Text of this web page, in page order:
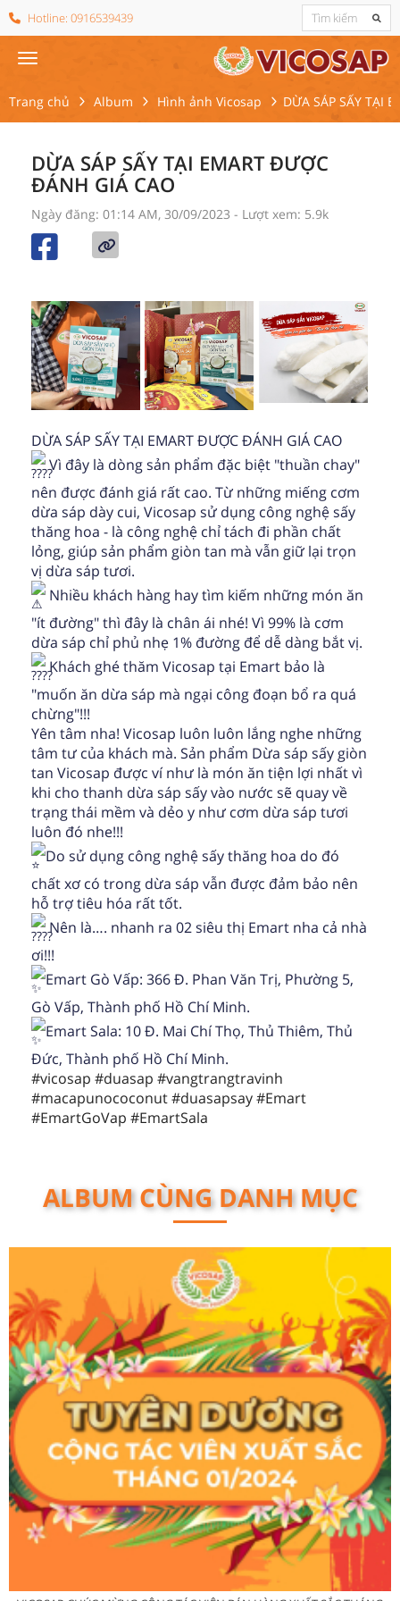
Hotline: 0916539439
Trang chủ Album Hình ảnh Vicosap DỪA SÁP SẤY TẠI
DỪA SÁP SẤY TẠI EMART ĐƯỢC
ĐÁNH GIÁ CAO
Ngày đăng: 01:14 AM, 30/09/2023 - Lượt xem: 5.9k
DỪA SÁP SẤY TẠI EMART ĐƯỢC ĐÁNH GIÁ CAO
Vì đây là dòng sản phẩm đặc biệt "thuần chay"
nên được đánh giá rất cao. Từ những miếng cơm
dừa sáp dày cui, Vicosap sử dụng công nghệ sấy
thăng hoa - là công nghệ chỉ tách đi phần chất
lỏng, giúp sản phẩm giòn tan mà vẫn giữ lại trọn
vị dừa sáp tươi.
Nhiều khách hàng hay tìm kiếm những món ăn
"ít đường" thì đây là chân ái nhé! Vì 99% là cơm
dừa sáp chỉ phủ nhẹ 1% đường để dễ dàng bắt vị.
Khách ghé thăm Vicosap tại Emart bảo là
"muốn ăn dừa sáp mà ngại công đoạn bổ ra quá
chừng"!!!
Yên tâm nha! Vicosap luôn luôn lắng nghe những
tâm tư của khách mà. Sản phẩm Dừa sáp sấy giòn
tan Vicosap được ví như là món ăn tiện lợi nhất vì
khi cho thanh dừa sáp sấy vào nước sẽ quay về
trạng thái mềm và dẻo y như cơm dừa sáp tươi
luôn đó nhe!!!
Do sử dụng công nghệ sấy thăng hoa do đó
chất xơ có trong dừa sáp vẫn được đảm bảo nên
hỗ trợ tiêu hóa rất tốt.
Nên là…. nhanh ra 02 siêu thị Emart nha cả nhà
ơi!!!
Emart Gò Vấp: 366 Đ. Phan Văn Trị, Phường 5,
Gò Vấp, Thành phố Hồ Chí Minh.
Emart Sala: 10 Đ. Mai Chí Thọ, Thủ Thiêm, Thủ
Đức, Thành phố Hồ Chí Minh.
#vicosap #duasap #vangtrangtravinh
#macapunococonut#duasapsay#Emart
#EmartGoVap #EmartSala
ALBUM CÙNG DANH MỤC